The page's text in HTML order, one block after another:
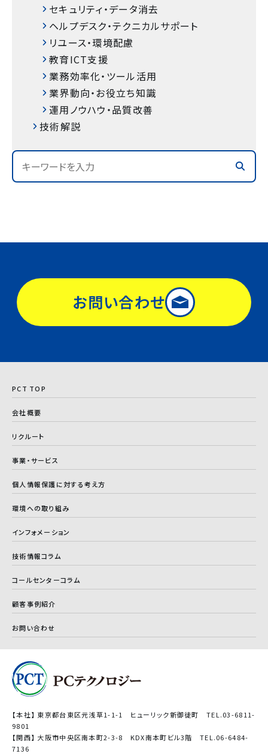
セキュリティ・データ消去
ヘルプデスク・テクニカルサポート
リユース・環境配慮
教育ICT支援
業務効率化・ツール活用
業界動向・お役立ち知識
運用ノウハウ・品質改善
技術解説
お問い合わせ
PCT TOP
会社概要
リクルート
事業・サービス
個人情報保護に対する考え方
環境への取り組み
インフォメーション
技術情報コラム
コールセンターコラム
顧客事例紹介
お問い合わせ
【本社】 東京都台東区元浅草1-1-1 ヒューリック新御徒町 TEL.03-6811-
9801
【関西】 大阪市中央区南本町2-3-8 KDX南本町ビル3階 TEL.06-6484-
7136